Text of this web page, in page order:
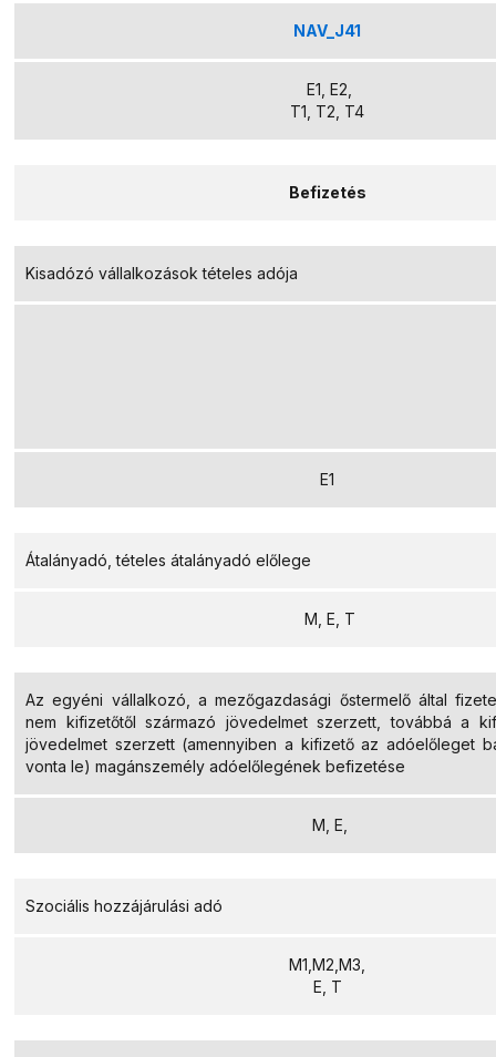
NAV_J41
E1, E2,
T1, T2, T4
Befizetés
Kisadózó vállalkozások tételes adója
E1
Átalányadó, tételes átalányadó előlege
M, E, T
Az egyéni vállalkozó, a mezőgazdasági őstermelő által
nem kifizetőtől származó jövedelmet szerzett, továbbá a
jövedelmet szerzett (amennyiben a kifizető az adóelőleget
vonta le) magánszemély adóelőlegének befizetése
M, E,
Szociális hozzájárulási adó
M1,M2,M3,
E, T